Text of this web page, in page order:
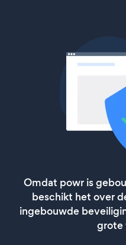
Omdat powr is
beschikt het over
ingebouwde
grote